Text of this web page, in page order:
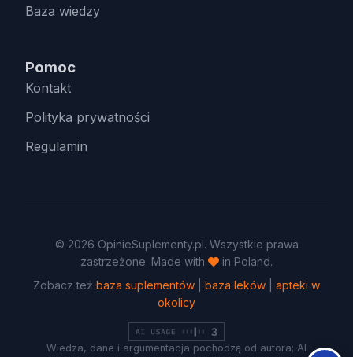
Baza wiedzy
Pomoc
Kontakt
Polityka prywatności
Regulamin
© 2026 OpinieSuplementy.pl. Wszystkie prawa
zastrzeżone. Made with
in Poland.
Zobacz też baza suplementów baza leków
apteki w
okolicy
Wiedza, dane i argumentacja pochodzą od autora; AI